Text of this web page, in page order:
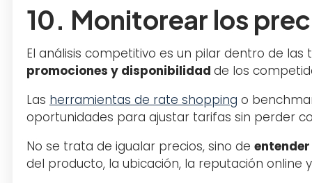
10. Monitorear los
El análisis competitivo es un pilar dentro de
promociones y disponibilidad de los
Las herramientas de rate shopping o
oportunidades para ajustar tarifas sin perder
No se trata de igualar precios, sino de
del producto, la ubicación, la reputación online